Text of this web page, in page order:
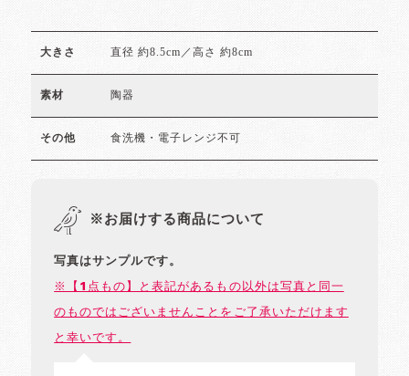
大きさ 直径 約8.5cm／高さ 約8cm
素材 陶器
その他 食洗機・電子レンジ不可
※お届けする商品について
写真はサンプルです。
※【1点もの】と表記があるもの以外は写真と同一
のものではございませんことをご了承いただけます
と幸いです。